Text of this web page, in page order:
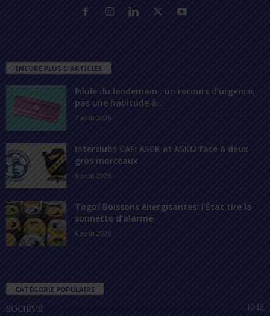
ENCORE PLUS D'ARTICLES
Pilule du lendemain : un recours d’urgence,
pas une habitude à...
7 août 2026
Interclubs CAF: ASCK et ASKO face à deux
gros morceaux
6 août 2026
Togo/ Boissons énergisantes: l’État tire la
sonnette d’alarme
6 août 2026
CATÉGORIE POPULAIRE
SOCIÉTÉ 1042